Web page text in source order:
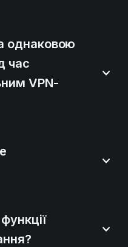
однаковою
час
VPN-